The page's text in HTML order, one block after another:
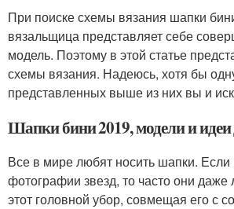
При поиске схемы вязания шапки
вязальщица представляет себе
модель. Поэтому в этой статье
схемы вязания. Надеюсь, хотя бы
представленных выше из них вы и
Шапки бини 2019, модели и идеи
Все в мире любят носить шапки. Если
фотографии звезд, то часто они
этот головной убор, совмещая его с